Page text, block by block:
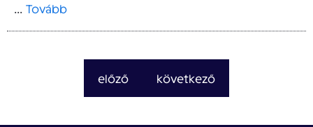
Tovább
előző következő